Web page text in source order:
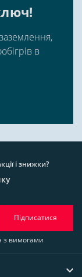
в
і знижки?
Підписатися
з вимогами